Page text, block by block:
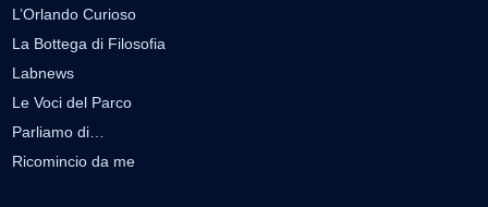
L’Orlando Curioso
La Bottega di Filosofia
Labnews
Le Voci del Parco
Parliamo di…
Ricomincio da me